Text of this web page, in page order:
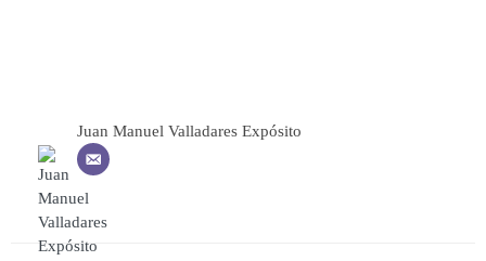
Juan Manuel Valladares Expósito